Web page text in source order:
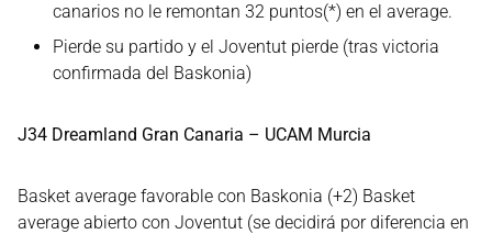
canarios no le remontan 32 puntos(*) en el average.
Pierde su partido y el Joventut pierde (tras victoria
confirmada del Baskonia)
J34 Dreamland Gran Canaria – UCAM Murcia
Basket average favorable con Baskonia (+2) Basket
average abierto con Joventut (se decidirá por diferencia en